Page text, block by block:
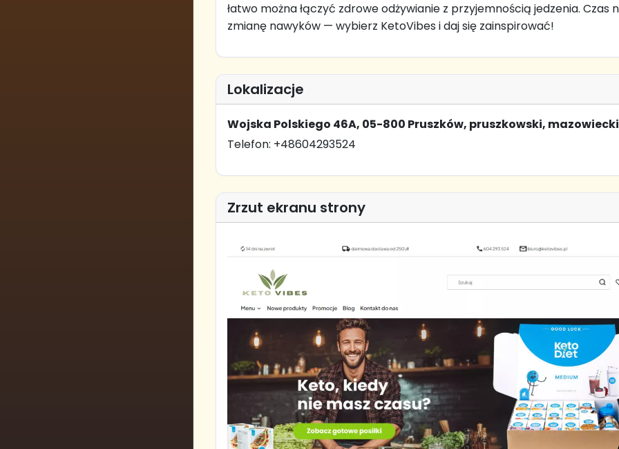
łatwo można łączyć zdrowe odżywianie z przyjemnością jedzenia. Czas
zmianę nawyków — wybierz KetoVibes i daj się zainspirować!
Lokalizacje
Wojska Polskiego 46A, 05-800 Pruszków, pruszkowski,
Telefon: +48604293524
Zrzut ekranu strony